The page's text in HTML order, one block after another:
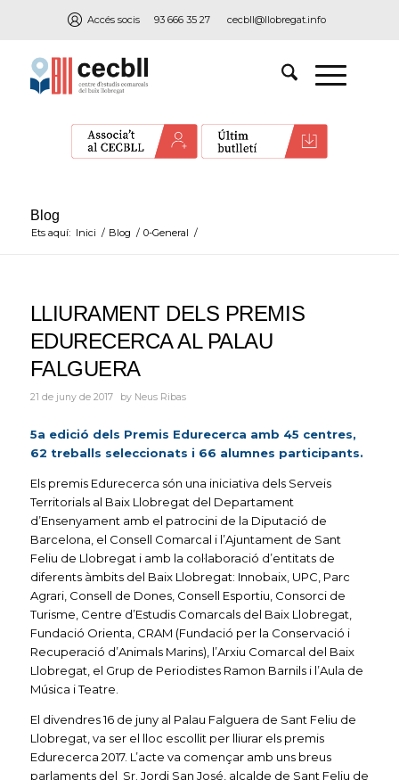
Accés socis 93 666 35 27 cecbll@llobregat.info
Blog
Ets aquí: Inici / Blog / 0-General /
LLIURAMENT DELS PREMIS
EDURECERCA AL PALAU
FALGUERA
21 de juny de 2017 by Neus Ribas
5a edició dels Premis Edurecerca amb 45 centres,
62 treballs seleccionats i 66 alumnes participants.
Els premis Edurecerca són una iniciativa dels Serveis
Territorials al Baix Llobregat del Departament
d’Ensenyament amb el patrocini de la Diputació de
Barcelona, el Consell Comarcal i l’Ajuntament de Sant
Feliu de Llobregat i amb la col·laboració d’entitats de
diferents àmbits del Baix Llobregat: Innobaix, UPC, Parc
Agrari, Consell de Dones, Consell Esportiu, Consorci de
Turisme, Centre d’Estudis Comarcals del Baix Llobregat,
Fundació Orienta, CRAM (Fundació per la Conservació i
Recuperació d’Animals Marins), l’Arxiu Comarcal del Baix
Llobregat, el Grup de Periodistes Ramon Barnils i l’Aula de
Música i Teatre.
El divendres 16 de juny al Palau Falguera de Sant Feliu de
Llobregat, va ser el lloc escollit per lliurar els premis
Edurecerca 2017. L’acte va començar amb uns breus
parlaments del Sr. Jordi San José, alcalde de Sant Feliu de